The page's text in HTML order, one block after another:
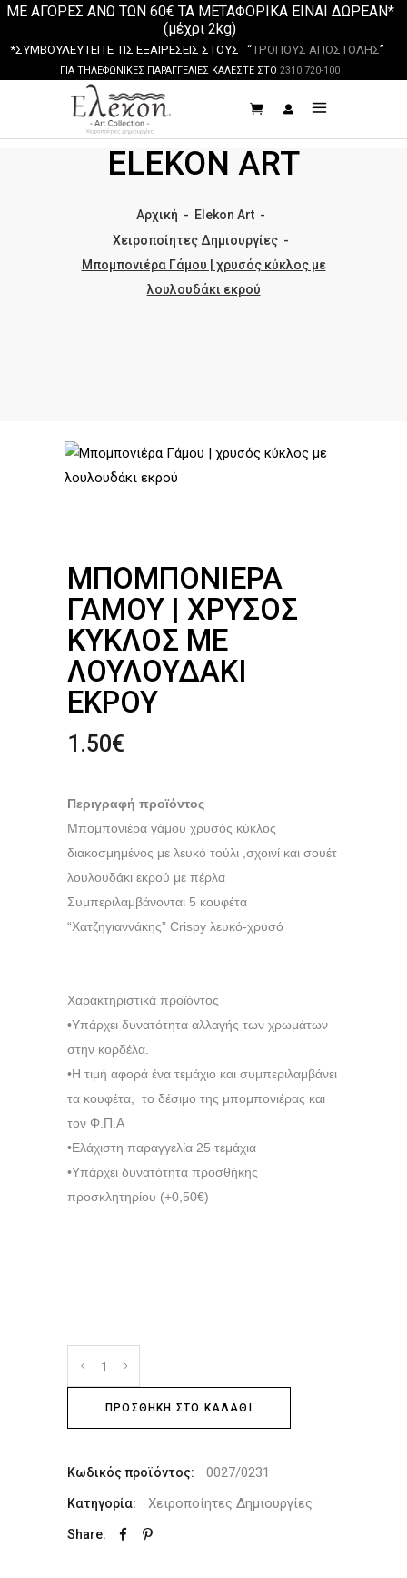
ΜΕ ΑΓΟΡΕΣ ΑΝΩ ΤΩΝ 60€ ΤΑ ΜΕΤΑΦΟΡΙΚΑ ΕΙΝΑΙ ΔΩΡΕΑΝ*
(μέχρι 2kg)
*ΣΥΜΒΟΥΛΕΥΤΕΙΤΕ ΤΙΣ ΕΞΑΙΡΕΣΕΙΣ ΣΤΟΥΣ “ΤΡΟΠΟΥΣ ΑΠΟΣΤΟΛΗΣ”
ΓΙΑ ΤΗΛΕΦΩΝΙΚΕΣ ΠΑΡΑΓΓΕΛΙΕΣ ΚΑΛΕΣΤΕ ΣΤΟ 2310 720-100
ELEKON ART
Αρχική - Elekon Art -
Χειροποίητες Δημιουργίες -
Μπομπονιέρα Γάμου | χρυσός κύκλος με
λουλουδάκι εκρού
ΜΠΟΜΠΟΝΙΈΡΑ
ΓΆΜΟΥ | ΧΡΥΣΌΣ
ΚΎΚΛΟΣ ΜΕ
ΛΟΥΛΟΥΔΆΚΙ
ΕΚΡΟΎ
1.50€
Περιγραφή προϊόντος
Μπομπονιέρα γάμου χρυσός κύκλος
διακοσμημένος με λευκό τούλι ,σχοινί και σουέτ
λουλουδάκι εκρού με πέρλα
Συμπεριλαμβάνονται 5 κουφέτα
“Χατζηγιαννάκης” Crispy λευκό-χρυσό
Χαρακτηριστικά προϊόντος
•Υπάρχει δυνατότητα αλλαγής των χρωμάτων
στην κορδέλα.
•Η τιμή αφορά ένα τεμάχιο και συμπεριλαμβάνει
τα κουφέτα, το δέσιμο της μπομπονιέρας και
τον Φ.Π.Α
•Ελάχιστη παραγγελία 25 τεμάχια
•Υπάρχει δυνατότητα προσθήκης
προσκλητηρίου (+0,50€)
ΠΡΟΣΘΉΚΗ ΣΤΟ ΚΑΛΆΘΙ
Κωδικός προϊόντος: 0027/0231
Κατηγορία: Χειροποίητες Δημιουργίες
Share: